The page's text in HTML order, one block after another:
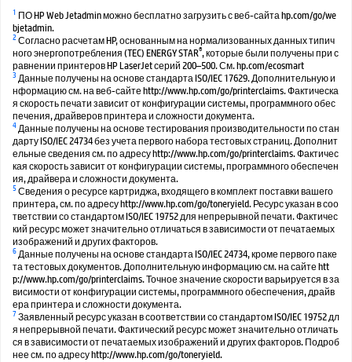
1 ПО HP Web Jetadmin можно бесплатно загрузить с веб-сайта hp.com/go/we
bjetadmin.
2Согласно расчетам HP, основанным на нормализованных данных типич
ного энергопотребления (TEC) ENERGY STAR®, которые были получены при с
равнении принтеров HP LaserJet серий 200–500. См. hp.com/ecosmart
3 Данные получены на основе стандарта ISO/IEC 17629. Дополнительную и
нформацию см. на веб-сайте http://www.hp.com/go/printerclaims. Фактическа
я скорость печати зависит от конфигурации системы, программного обес
печения, драйверов принтера и сложности документа.
4Данные получены на основе тестирования производительности по стан
дарту ISO/IEC 24734 без учета первого набора тестовых страниц. Дополнит
ельные сведения см. по адресу http://www.hp.com/go/printerclaims. Фактичес
кая скорость зависит от конфигурации системы, программного обеспечен
ия, драйвера и сложности документа.
5Сведения о ресурсе картриджа, входящего в комплект поставки вашего
принтера, см. по адресу http://www.hp.com/go/toneryield. Ресурс указан в соо
тветствии со стандартом ISO/IEC 19752 для непрерывной печати. Фактичес
кий ресурс может значительно отличаться в зависимости от печатаемых
изображений и других факторов.
6Данные получены на основе стандарта ISO/IEC 24734, кроме первого паке
та тестовых документов. Дополнительную информацию см. на сайте htt
p://www.hp.com/go/printerclaims. Точное значение скорости варьируется в за
висимости от конфигурации системы, программного обеспечения, драйв
ера принтера и сложности документа.
7Заявленный ресурс указан в соответствии со стандартом ISO/IEC 19752 дл
я непрерывной печати. Фактический ресурс может значительно отличать
ся в зависимости от печатаемых изображений и других факторов. Подроб
нее см. по адресу http://www.hp.com/go/toneryield.